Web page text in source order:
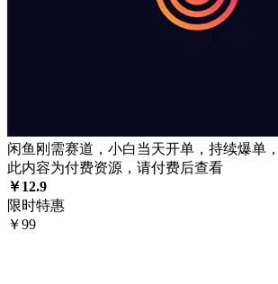
闲鱼刚需赛道，小白当天开单，持续爆单
此内容为付费资源，请付费后查看
￥12.9
限时特惠
￥99